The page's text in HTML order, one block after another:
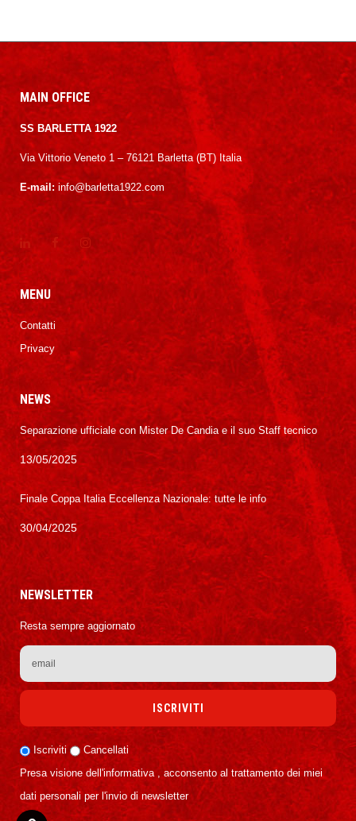
MAIN OFFICE
SS BARLETTA 1922
Via Vittorio Veneto 1 – 76121 Barletta (BT) Italia
E-mail: info@barletta1922.com
MENU
Contatti
Privacy
NEWS
Separazione ufficiale con Mister De Candia e il suo Staff tecnico
13/05/2025
Finale Coppa Italia Eccellenza Nazionale: tutte le info
30/04/2025
NEWSLETTER
Resta sempre aggiornato
Iscriviti
Cancellati
Presa visione dell'informativa , acconsento al trattamento dei miei
dati personali per l'invio di newsletter